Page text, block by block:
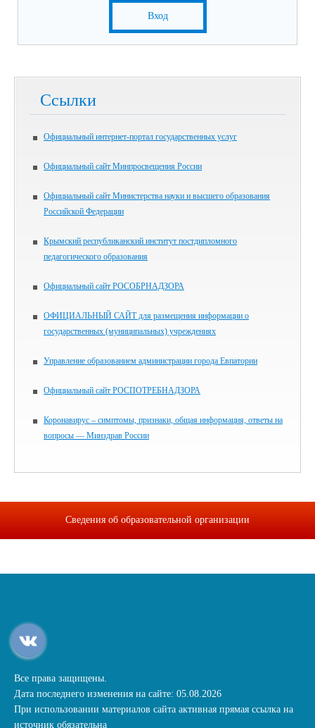
Вход
Ссылки
Официальный интернет-портал государственных услуг
Официальный сайт Минпросвещения России
Официальный сайт Министерства науки и высшего образования
Российской Федерации
Крымский республиканский институт постдипломного
педагогического образования
Официальный сайт РОСОБРНАДЗОРА
ОФИЦИАЛЬНЫЙ САЙТ для размещения информации о
государственных (муниципальных) учреждениях
Управление образованием администрации города Евпатории
Официальный сайт РОСПОТРЕБНАДЗОРА
Коронавирус – симптомы, признаки, общая информация, ответы на
вопросы — Минздрав России
Сведения об образовательной организации
Все права защищены.
Дата последнего изменения на сайте: 05.08.2026
При использовании материалов сайта активная прямая ссылка на
источник обязательна